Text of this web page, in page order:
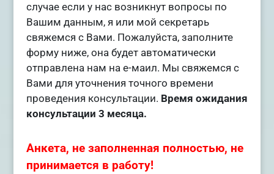
случае если у нас возникнут вопросы по
Вашим данным, я или мой секретарь
свяжемся с Вами. Пожалуйста, заполните
форму ниже, она будет автоматически
отправлена нам на е-маил. Мы свяжемся с
Вами для уточнения точного времени
проведения консультации. Время ожидания
консультации 3 месяца.
Анкета, не заполненная полностью, не
принимается в работу!